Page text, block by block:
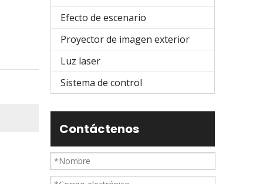
Efecto de escenario
Proyector de imagen exterior
Luz laser
Sistema de control
Contáctenos